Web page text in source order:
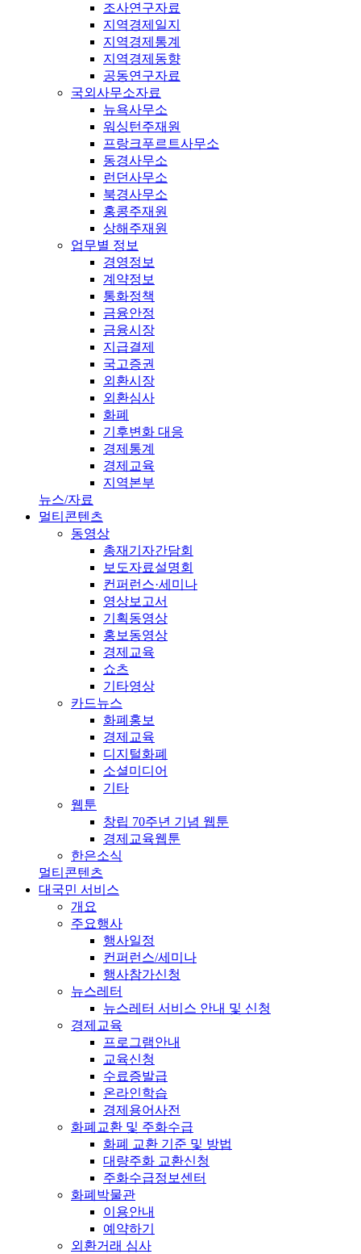
조사연구자료
지역경제일지
지역경제통계
지역경제동향
공동연구자료
국외사무소자료
뉴욕사무소
워싱턴주재원
프랑크푸르트사무소
동경사무소
런던사무소
북경사무소
홍콩주재원
상해주재원
업무별 정보
경영정보
계약정보
통화정책
금융안정
금융시장
지급결제
국고증권
외환시장
외환심사
화폐
기후변화 대응
경제통계
경제교육
지역본부
뉴스/자료
멀티콘텐츠
동영상
총재기자간담회
보도자료설명회
컨퍼런스·세미나
영상보고서
기획동영상
홍보동영상
경제교육
쇼츠
기타영상
카드뉴스
화폐홍보
경제교육
디지털화폐
소셜미디어
기타
웹툰
창립 70주년 기념 웹툰
경제교육웹툰
한은소식
멀티콘텐츠
대국민 서비스
개요
주요행사
행사일정
컨퍼런스/세미나
행사참가신청
뉴스레터
뉴스레터 서비스 안내 및 신청
경제교육
프로그램안내
교육신청
수료증발급
온라인학습
경제용어사전
화폐교환 및 주화수급
화폐 교환 기준 및 방법
대량주화 교환신청
주화수급정보센터
화폐박물관
이용안내
예약하기
외환거래 심사